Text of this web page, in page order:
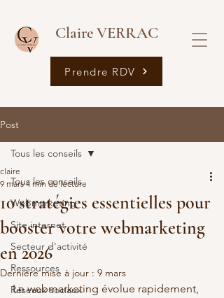
Claire VERRAC
Prendre RDV
Post
Tous les conseils
Webmarketing
Site internet
Secteur d'activité
Ressources
Réseaux sociaux
Tous les conseils
10 stratégies essentielles pour
booster votre webmarketing
en 2026
claire
9 mars 4 min de lecture
Dernière mise à jour : 9 mars
Le webmarketing évolue rapidement,